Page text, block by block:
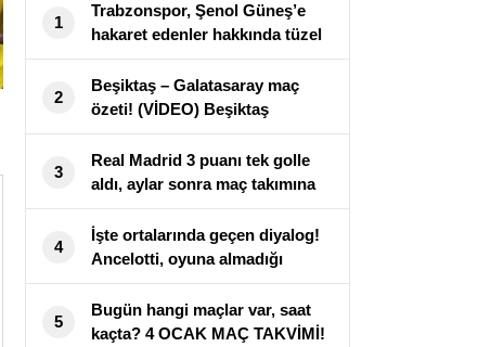
1
Trabzonspor, Şenol Güneş’e
hakaret edenler hakkında tüzel
süreç başlattı
2
Beşiktaş – Galatasaray maç
özeti! (VİDEO) Beşiktaş
Galatasaray maçı özeti izle!
BJK GS maçı kaç kaç bitti?
3
Real Madrid 3 puanı tek golle
aldı, aylar sonra maç takımına
giren Arda yeniden baht
bulamadı
4
İşte ortalarında geçen diyalog!
Ancelotti, oyuna almadığı
Arda’yı maç sonu soyunma
odasına çekti
5
Bugün hangi maçlar var, saat
kaçta? 4 OCAK MAÇ TAKVİMİ!